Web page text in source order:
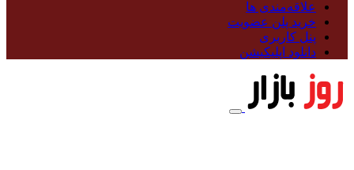
علاقه‌مندی ها
خرید پلن عضویت
پنل کاربری
دانلود اپلیکیشن